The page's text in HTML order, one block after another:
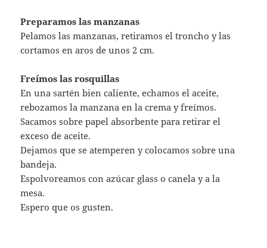
Preparamos las manzanas
Pelamos las manzanas, retiramos el troncho y las
cortamos en aros de unos 2 cm.
Freímos las rosquillas
En una sartén bien caliente, echamos el aceite,
rebozamos la manzana en la crema y freímos.
Sacamos sobre papel absorbente para retirar el
exceso de aceite.
Dejamos que se atemperen y colocamos sobre una
bandeja.
Espolvoreamos con azúcar glass o canela y a la
mesa.
Espero que os gusten.